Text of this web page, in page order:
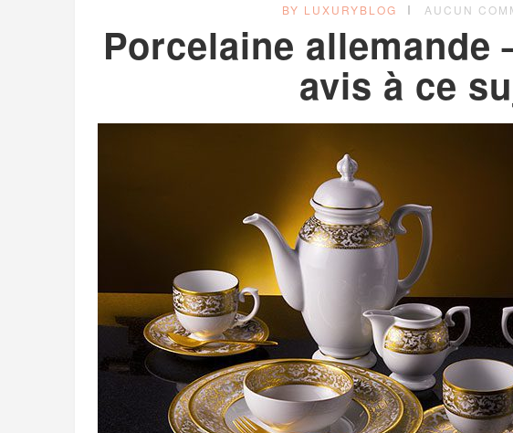
BY LUXURYBLOG AUCUN
Porcelaine allemande
avis à ce